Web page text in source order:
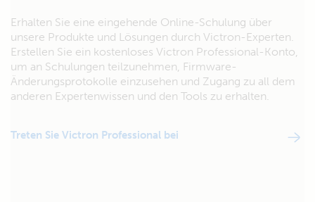
Erhalten Sie eine eingehende Online-Schulung über
unsere Produkte und Lösungen durch Victron-Experten.
Erstellen Sie ein kostenloses Victron Professional-Konto,
um an Schulungen teilzunehmen, Firmware-
Änderungsprotokolle einzusehen und Zugang zu all dem
anderen Expertenwissen und den Tools zu erhalten.
Treten Sie Victron Professional bei